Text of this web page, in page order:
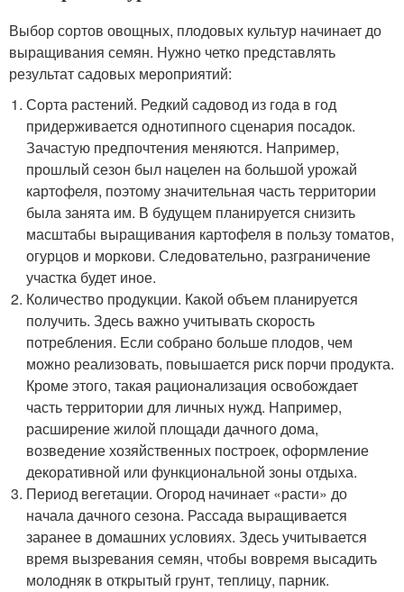
Выбор сортов овощных, плодовых культур начинает до
выращивания семян. Нужно четко представлять
результат садовых мероприятий:
Сорта растений. Редкий садовод из года в год
придерживается однотипного сценария посадок.
Зачастую предпочтения меняются. Например,
прошлый сезон был нацелен на большой урожай
картофеля, поэтому значительная часть территории
была занята им. В будущем планируется снизить
масштабы выращивания картофеля в пользу томатов,
огурцов и моркови. Следовательно, разграничение
участка будет иное.
Количество продукции. Какой объем планируется
получить. Здесь важно учитывать скорость
потребления. Если собрано больше плодов, чем
можно реализовать, повышается риск порчи продукта.
Кроме этого, такая рационализация освобождает
часть территории для личных нужд. Например,
расширение жилой площади дачного дома,
возведение хозяйственных построек, оформление
декоративной или функциональной зоны отдыха.
Период вегетации. Огород начинает «расти» до
начала дачного сезона. Рассада выращивается
заранее в домашних условиях. Здесь учитывается
время вызревания семян, чтобы вовремя высадить
молодняк в открытый грунт, теплицу, парник.